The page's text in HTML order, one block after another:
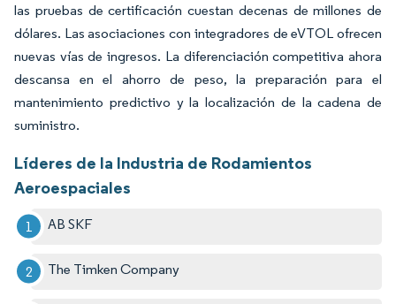
las pruebas de certificación cuestan decenas de millones de
dólares. Las asociaciones con integradores de eVTOL ofrecen
nuevas vías de ingresos. La diferenciación competitiva ahora
descansa en el ahorro de peso, la preparación para el
mantenimiento predictivo y la localización de la cadena de
suministro.
Líderes de la Industria de Rodamientos
Aeroespaciales
AB SKF
The Timken Company